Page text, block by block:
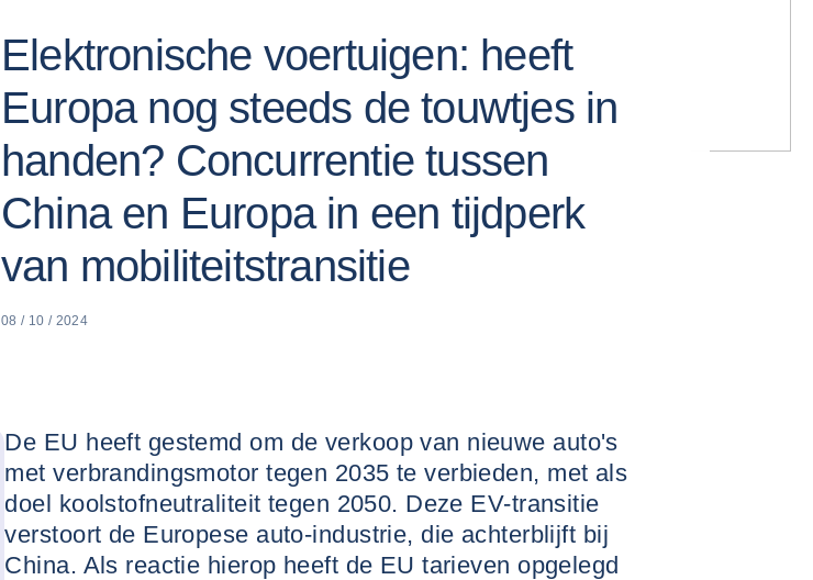
Elektronische voertuigen: heeft
Europa nog steeds de touwtjes in
handen? Concurrentie tussen
China en Europa in een tijdperk
van mobiliteitstransitie
08 / 10 / 2024
De EU heeft gestemd om de verkoop van nieuwe auto's
met verbrandingsmotor tegen 2035 te verbieden, met als
doel koolstofneutraliteit tegen 2050. Deze EV-transitie
verstoort de Europese auto-industrie, die achterblijft bij
China. Als reactie hierop heeft de EU tarieven opgelegd